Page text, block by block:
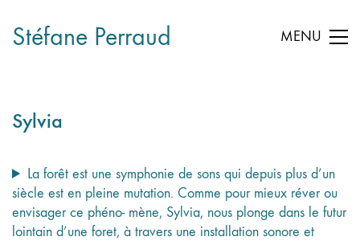
Stéfane Perraud MENU
Sylvia
La forêt est une symphonie de sons qui depuis plus d’un
siècle est en pleine mutation. Comme pour mieux réver ou
envisager ce phéno- mène, Sylvia, nous plonge dans le futur
lointain d’une foret, à travers une installation sonore et